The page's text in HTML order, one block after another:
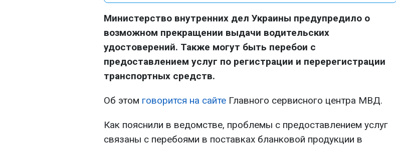
Министерство внутренних дел Украины предупредило о
возможном прекращении выдачи водительских
удостоверений. Также могут быть перебои с
предоставлением услуг по регистрации и перерегистрации
транспортных средств.
Об этом говорится на сайте Главного сервисного центра МВД.
Как пояснили в ведомстве, проблемы с предоставлением услуг
связаны с перебоями в поставках бланковой продукции в